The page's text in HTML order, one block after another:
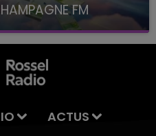
FM
FM, à 8H10
ACTUS